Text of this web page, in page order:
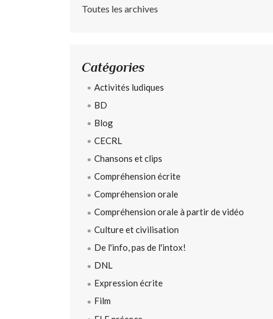
Toutes les archives
Catégories
Activités ludiques
BD
Blog
CECRL
Chansons et clips
Compréhension écrite
Compréhension orale
Compréhension orale à partir de vidéo
Culture et civilisation
De l'info, pas de l'intox!
DNL
Expression écrite
Film